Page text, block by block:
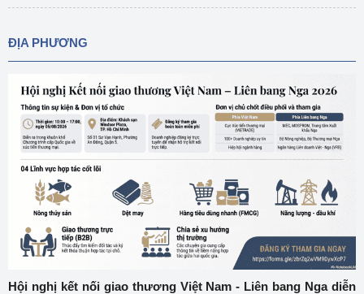
ĐỊA PHƯƠNG
Hội nghị kết nối giao thương Việt Nam - Liên bang Nga diễn